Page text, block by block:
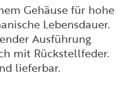
Gehäuse für hohe
Lebensdauer.
Ausführung
mit Rückstellfeder.
lieferbar.